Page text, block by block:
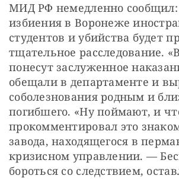
МИД РФ немедленно
избиения в Воронеже
студентов и убийства будет
тщательное расследование.
понесут заслуженное
обещали в департаменте и
соболезнования родным и
погибшего. «Ну поймают, и
прокомментировал это
завода, находящегося в
кризисном управлении. —
бороться со следствием,